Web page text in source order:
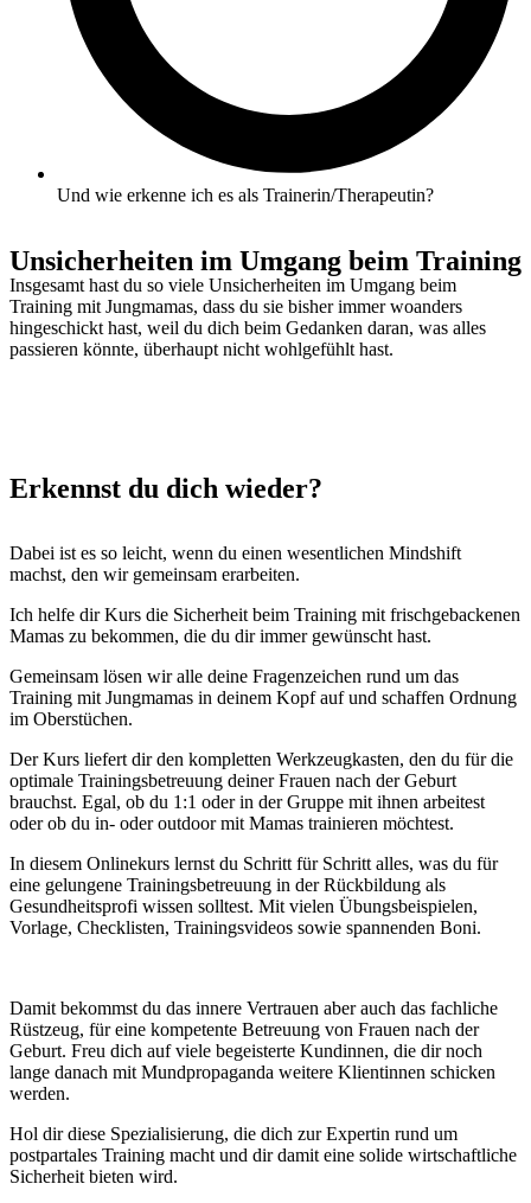
Und wie erkenne ich es als Trainerin/Therapeutin?
Unsicherheiten im Umgang beim Training
Insgesamt hast du so viele Unsicherheiten im Umgang beim
Training mit Jungmamas, dass du sie bisher immer woanders
hingeschickt hast, weil du dich beim Gedanken daran, was alles
passieren könnte, überhaupt nicht wohlgefühlt hast.
Erkennst du dich wieder?
Dabei ist es so leicht, wenn du einen wesentlichen Mindshift
machst, den wir gemeinsam erarbeiten.
Ich helfe dir Kurs die Sicherheit beim Training mit frischgebackenen
Mamas zu bekommen, die du dir immer gewünscht hast.
Gemeinsam lösen wir alle deine Fragenzeichen rund um das
Training mit Jungmamas in deinem Kopf auf und schaffen Ordnung
im Oberstüchen.
Der Kurs liefert dir den kompletten Werkzeugkasten, den du für die
optimale Trainingsbetreuung deiner Frauen nach der Geburt
brauchst. Egal, ob du 1:1 oder in der Gruppe mit ihnen arbeitest
oder ob du in- oder outdoor mit Mamas trainieren möchtest.
In diesem Onlinekurs lernst du Schritt für Schritt alles, was du für
eine gelungene Trainingsbetreuung in der Rückbildung als
Gesundheitsprofi wissen solltest. Mit vielen Übungsbeispielen,
Vorlage, Checklisten, Trainingsvideos sowie spannenden Boni.
Damit bekommst du das innere Vertrauen aber auch das fachliche
Rüstzeug, für eine kompetente Betreuung von Frauen nach der
Geburt. Freu dich auf viele begeisterte Kundinnen, die dir noch
lange danach mit Mundpropaganda weitere Klientinnen schicken
werden.
Hol dir diese Spezialisierung, die dich zur Expertin rund um
postpartales Training macht und dir damit eine solide wirtschaftliche
Sicherheit bieten wird.